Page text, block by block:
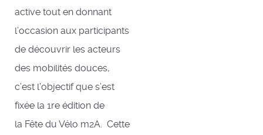
active tout en donnant
l’occasion aux participants
de découvrir les acteurs
des mobilités douces,
c’est l’objectif que s’est
fixée la 1re édition de
la Fête du Vélo m2A. Cette